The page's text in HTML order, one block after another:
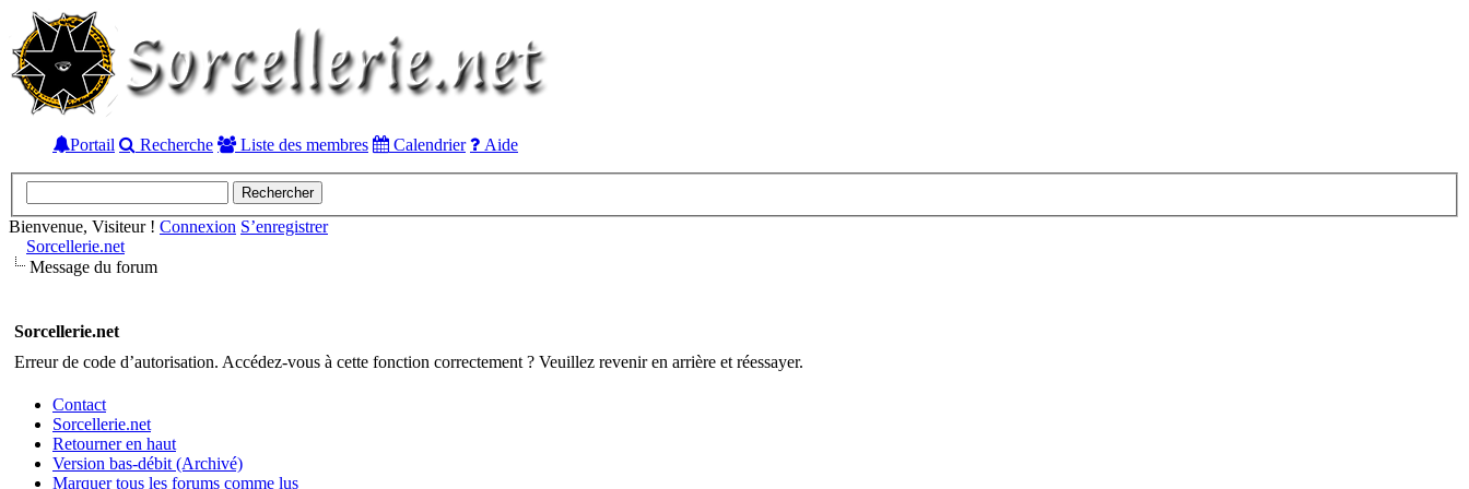
Portail Recherche Liste des membres Calendrier Aide
Bienvenue, Visiteur ! Connexion S’enregistrer
Sorcellerie.net
Message du forum
Sorcellerie.net
Erreur de code d’autorisation. Accédez-vous à cette fonction correctement ? Veuillez revenir en arrière et réessayer.
Contact
Sorcellerie.net
Retourner en haut
Version bas-débit (Archivé)
Marquer tous les forums comme lus